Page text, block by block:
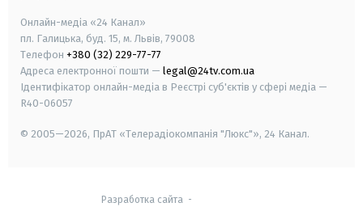
Онлайн-медіа «24 Канал»
пл. Галицька, буд. 15, м. Львів, 79008
Телефон +380 (32) 229-77-77
Адреса електронної пошти — legal@24tv.com.ua
Ідентифікатор онлайн-медіа в Реєстрі суб'єктів у сфері медіа —
R40-06057
© 2005—2026, ПрАТ «Телерадіокомпанія "Люкс"», 24 Канал.
Разработка сайта -